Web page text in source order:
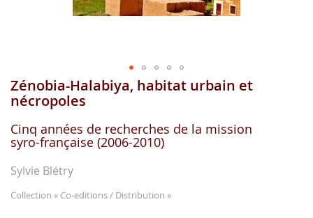
Skip
to
beginning
of
the
images
gallery
Zénobia-Halabiya, habitat urbain et
nécropoles
Cinq années de recherches de la mission
syro-française (2006-2010)
Sylvie Blétry
Collection « Co-editions / Distribution »